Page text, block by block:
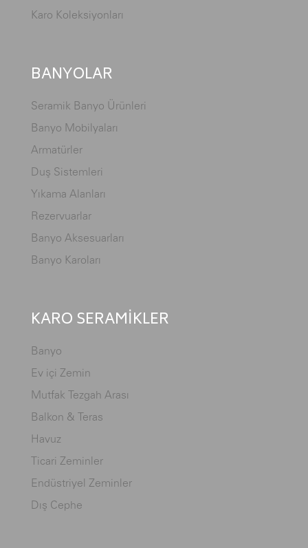
Karo Koleksiyonları
BANYOLAR
Seramik Banyo Ürünleri
Banyo Mobilyaları
Armatürler
Duş Sistemleri
Yıkama Alanları
Rezervuarlar
Banyo Aksesuarları
Banyo Karoları
KARO SERAMİKLER
Banyo
Ev içi Zemin
Mutfak Tezgah Arası
Balkon & Teras
Havuz
Ticari Zeminler
Endüstriyel Zeminler
Dış Cephe